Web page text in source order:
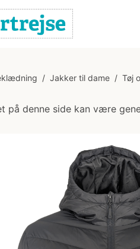
/ Jakker til dame / Tøj
på denne side kan være